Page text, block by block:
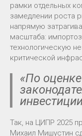
рамки отдельных
замедлении роста
напрямую
масштаба:
технологическую
критической
«По
Так, на ЦИПР 2025
Михаил Мишустин